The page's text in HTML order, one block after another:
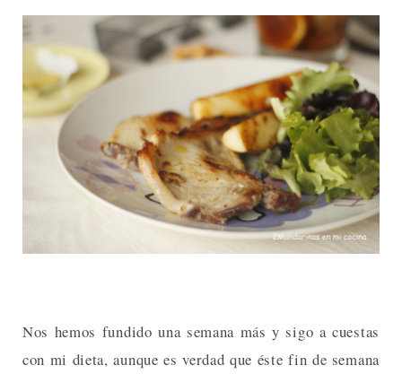
Nos hemos fundido una semana más y sigo a cuestas
con mi dieta, aunque es verdad que éste fin de semana